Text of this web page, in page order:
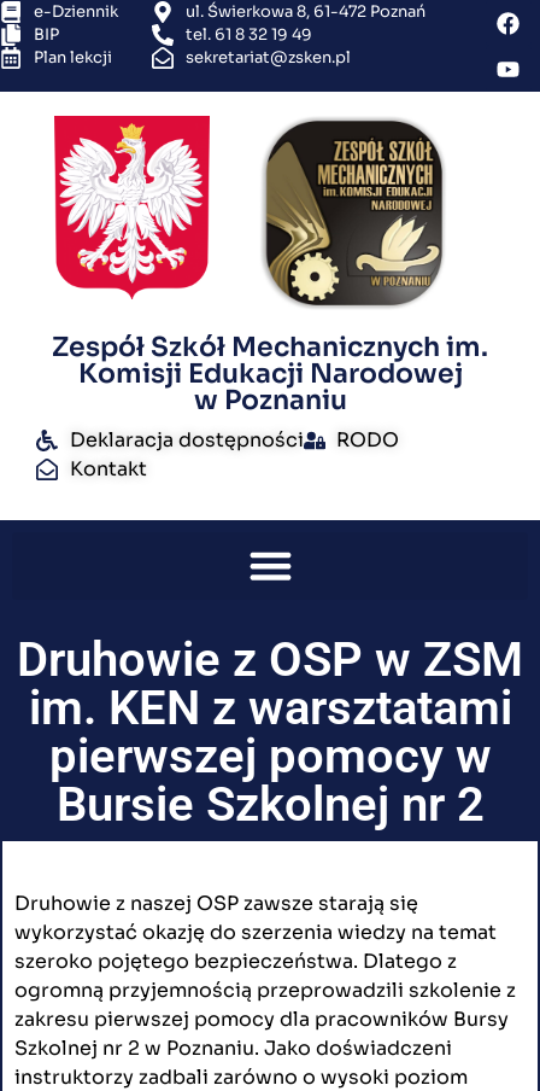
e-Dziennik
BIP
Plan lekcji
ul. Świerkowa 8, 61-472 Poznań
tel. 61 8 32 19 49
sekretariat@zsken.pl
Zespół Szkół Mechanicznych im.
Komisji Edukacji Narodowej
w Poznaniu
Deklaracja dostępności
RODO
Kontakt
Druhowie z OSP w ZSM
im. KEN z warsztatami
pierwszej pomocy w
Bursie Szkolnej nr 2
Druhowie z naszej OSP zawsze starają się
wykorzystać okazję do szerzenia wiedzy na temat
szeroko pojętego bezpieczeństwa. Dlatego z
ogromną przyjemnością przeprowadzili szkolenie z
zakresu pierwszej pomocy dla pracowników Bursy
Szkolnej nr 2 w Poznaniu. Jako doświadczeni
instruktorzy zadbali zarówno o wysoki poziom